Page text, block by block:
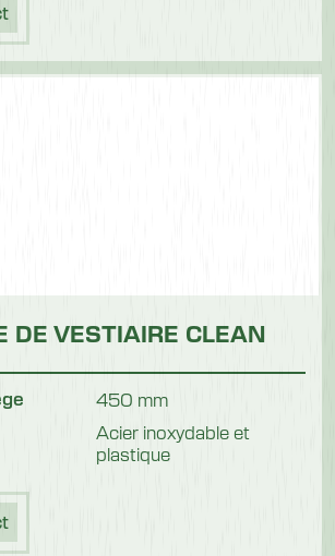
DE VESTIAIRE CLEAN
450 mm
Acier inoxydable et
plastique